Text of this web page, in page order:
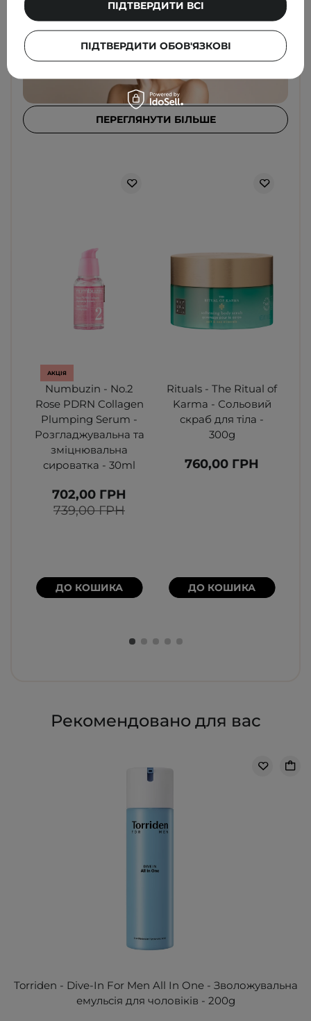
ПЕРЕГЛЯНУТИ БІЛЬШЕ
АКЦІЯ
Numbuzin - No.2
Rose PDRN Collagen
Plumping Serum -
Розгладжувальна та
зміцнювальна
сироватка - 30ml
702,00 ГРН
739,00 ГРН
ДО КОШИКА
Rituals - The Ritual of
Karma - Сольовий
скраб для тіла -
300g
760,00 ГРН
ДО КОШИКА
Рекомендовано для вас
Torriden - Dive-In For Men All In One - Зволожувальна
емульсія для чоловіків - 200g
ПІДТВЕРДИТИ ОБОВ'ЯЗКОВІ
ПІДТВЕРДИТИ ВСІ